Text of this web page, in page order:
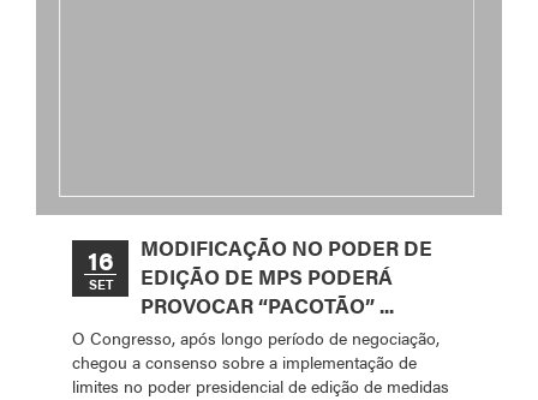
16
SET
MODIFICAÇÃO NO PODER DE
EDIÇÃO DE MPS PODERÁ
PROVOCAR “PACOTÃO” ...
O Congresso, após longo período de negociação,
chegou a consenso sobre a implementação de
limites no poder presidencial de edição de medidas